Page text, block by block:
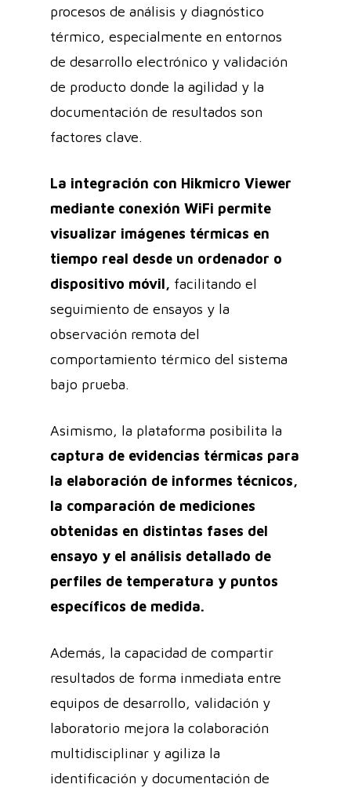
procesos de análisis y diagnóstico
térmico, especialmente en entornos
de desarrollo electrónico y validación
de producto donde la agilidad y la
documentación de resultados son
factores clave.
La integración con Hikmicro Viewer
mediante conexión WiFi permite
visualizar imágenes térmicas en
tiempo real desde un ordenador o
dispositivo móvil, facilitando el
seguimiento de ensayos y la
observación remota del
comportamiento térmico del sistema
bajo prueba.
Asimismo, la plataforma posibilita la
captura de evidencias térmicas para
la elaboración de informes técnicos,
la comparación de mediciones
obtenidas en distintas fases del
ensayo y el análisis detallado de
perfiles de temperatura y puntos
específicos de medida.
Además, la capacidad de compartir
resultados de forma inmediata entre
equipos de desarrollo, validación y
laboratorio mejora la colaboración
multidisciplinar y agiliza la
identificación y documentación de